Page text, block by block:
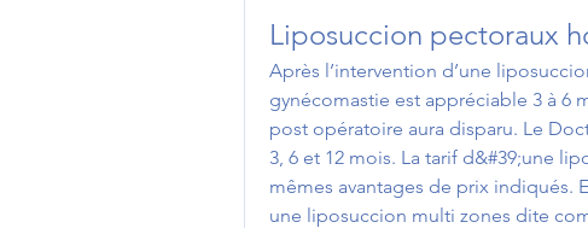
Liposuccion pectoraux
Après l’intervention d’une
gynécomastie est appréciable 3 à 6
post opératoire aura disparu. Le
3, 6 et 12 mois. La tarif d&#39;une
mêmes avantages de prix indiqués.
une liposuccion multi zones dite